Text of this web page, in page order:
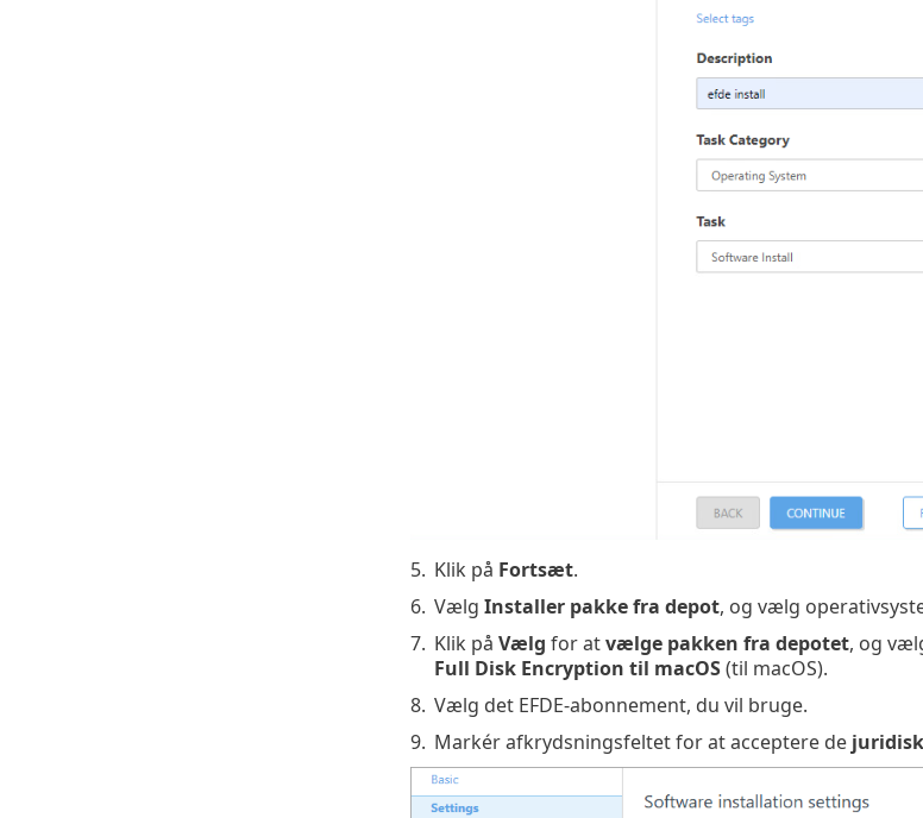
5. Klik på Fortsæt.
6. Vælg Installer pakke fra depot, og vælg
7. Klik på Vælg for atvælge pakken fra depotet, og
Full Disk Encryption til macOS(til macOS).
8. Vælg det EFDE-abonnement, du vil bruge.
9. Markér afkrydsningsfeltet for at acceptere de